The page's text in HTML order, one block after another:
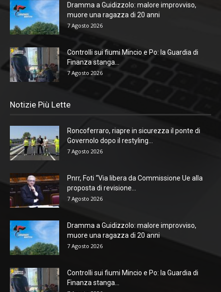
Dramma a Guidizzolo: malore improvviso,
muore una ragazza di 20 anni
7 Agosto 2026
Controlli sui fiumi Mincio e Po: la Guardia di
Finanza stanga...
7 Agosto 2026
Notizie Più Lette
Roncoferraro, riapre in sicurezza il ponte di
Governolo dopo il restyling...
7 Agosto 2026
Pnrr, Foti “Via libera da Commissione Ue alla
proposta di revisione...
7 Agosto 2026
Dramma a Guidizzolo: malore improvviso,
muore una ragazza di 20 anni
7 Agosto 2026
Controlli sui fiumi Mincio e Po: la Guardia di
Finanza stanga...